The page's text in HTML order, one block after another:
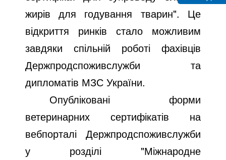
жирів для годування тварин". Це
відкриття ринків стало можливим
завдяки спільній роботі фахівців
Держпродспоживслужби та
дипломатів МЗС України.
Опубліковані форми
ветеринарних сертифікатів на
вебпорталі Держпродспоживслужби
у розділі "Міжнародне